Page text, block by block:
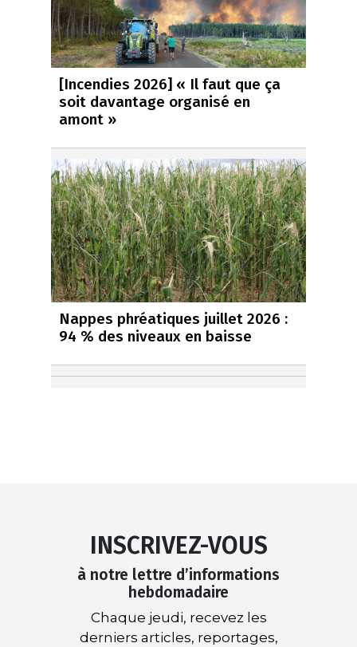
[Incendies 2026] « Il faut que ça
soit davantage organisé en
amont »
Nappes phréatiques juillet 2026 :
94 % des niveaux en baisse
INSCRIVEZ-VOUS
à notre lettre d’informations
hebdomadaire
Chaque jeudi, recevez les
derniers articles, reportages,